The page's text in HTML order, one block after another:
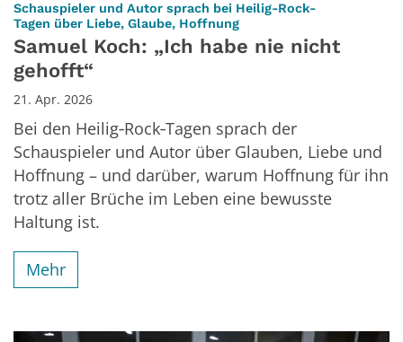
Schauspieler und Autor sprach bei Heilig-Rock-
Tagen über Liebe, Glaube, Hoffnung
Samuel Koch: „Ich habe nie nicht
gehofft“
21. Apr. 2026
Bei den Heilig‑Rock‑Tagen sprach der
Schauspieler und Autor über Glauben, Liebe und
Hoffnung – und darüber, warum Hoffnung für ihn
trotz aller Brüche im Leben eine bewusste
Haltung ist.
Mehr